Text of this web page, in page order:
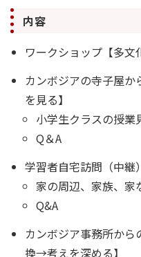
内容
ワークショップ【多文
カンボジアの寺子屋
を見る】
小学生クラスの授業
Q＆A
学習者自宅訪問（中継
家の周辺、家族、家
Q&A
カンボジア事務所か
換→考えを深める】